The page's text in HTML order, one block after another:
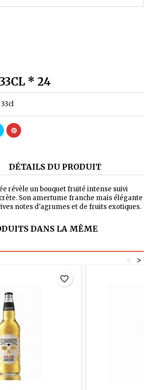
* 24
DÉTAILS DU PRODUIT
révèle un bouquet fruité intense suivi
Son amertume franche mais élégante
notes d'agrumes et de fruits exotiques.
DANS LA MÊME
>
<
favorite_border